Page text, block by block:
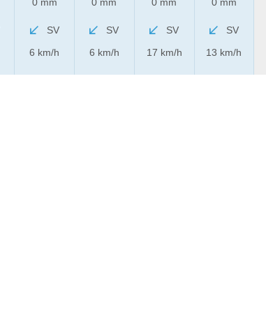
SV
6 km/h
SV
6 km/h
SV
17 km/h
SV
13 km/h